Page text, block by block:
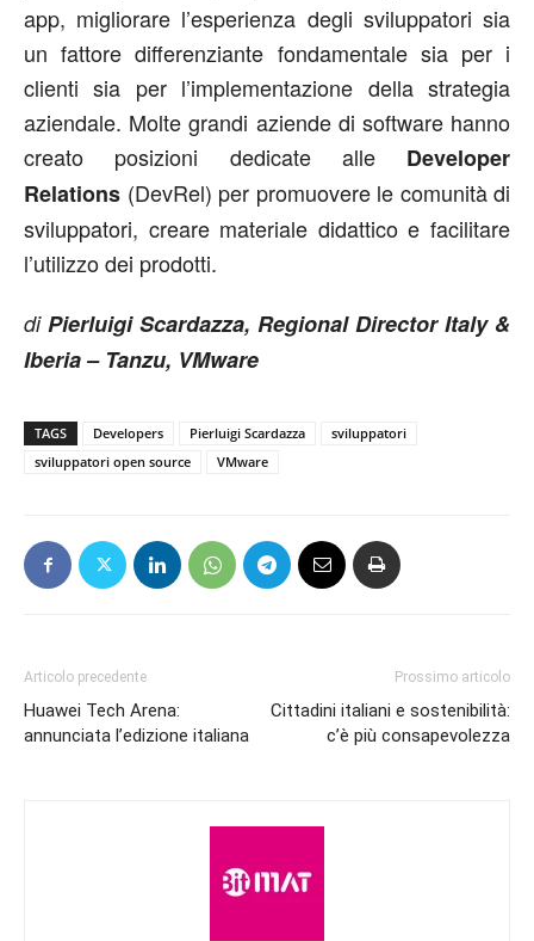
app, migliorare l’esperienza degli sviluppatori sia
un fattore differenziante fondamentale sia per i
clienti sia per l’implementazione della strategia
aziendale. Molte grandi aziende di software hanno
creato posizioni dedicate alle Developer
Relations (DevRel) per promuovere le comunità di
sviluppatori, creare materiale didattico e facilitare
l’utilizzo dei prodotti.
diPierluigi Scardazza, Regional Director Italy &
Iberia – Tanzu, VMware
TAGS Developers Pierluigi Scardazza
sviluppatori
sviluppatori open source
VMware
Articolo precedente
Huawei Tech Arena:
annunciata l’edizione italiana
Prossimo articolo
Cittadini italiani e sostenibilità:
c’è più consapevolezza